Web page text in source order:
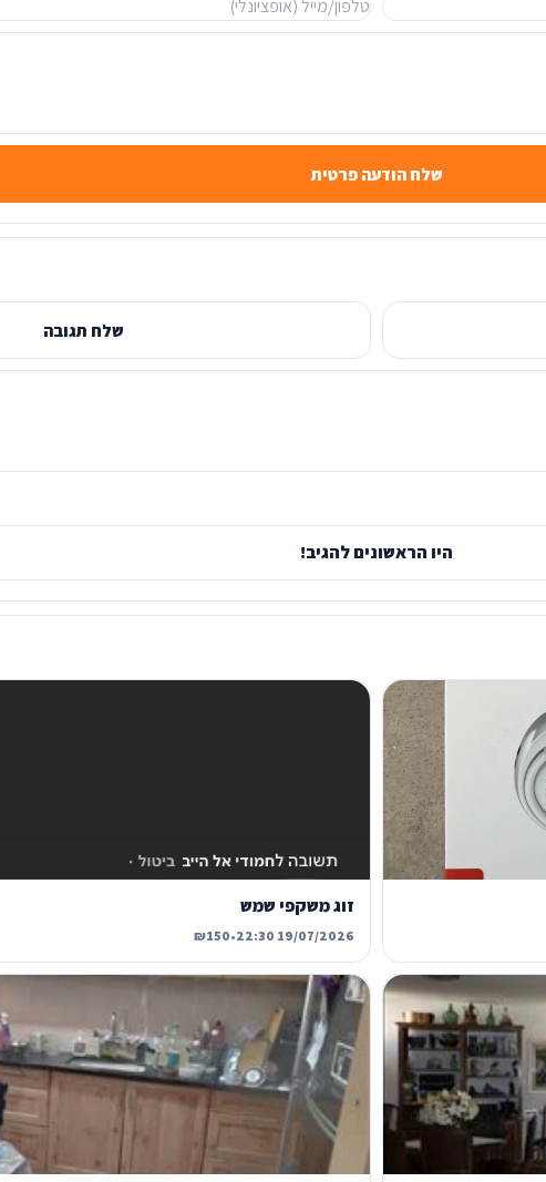
שלח הודעה פרטית
שלח תגובה
היו הראשונים להגיב!
זוג משקפי שמש
19/07/2026 22:30
•
₪150